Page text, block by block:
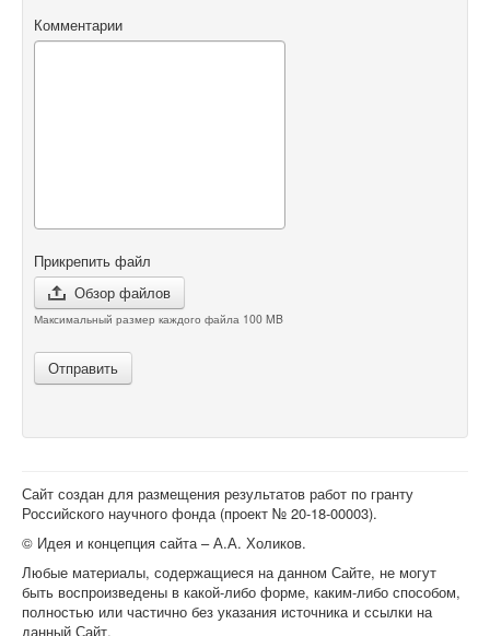
Комментарии
Прикрепить файл
Обзор файлов
Максимальный размер каждого файла 100 MB
Отправить
Сайт создан для размещения результатов работ по гранту
Российского научного фонда (проект № 20-18-00003).
© Идея и концепция сайта – А.А. Холиков.
Любые материалы, содержащиеся на данном Сайте, не могут
быть воспроизведены в какой-либо форме, каким-либо способом,
полностью или частично без указания источника и ссылки на
данный Сайт.